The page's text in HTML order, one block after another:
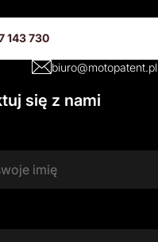
143 730
biuro@motopatent.pl
się z nami